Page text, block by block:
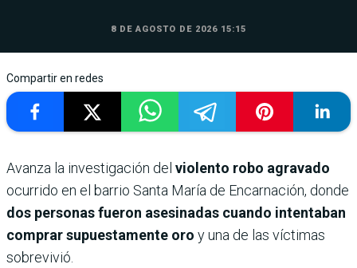
8 DE AGOSTO DE 2026 15:15
Compartir en redes
Avanza la investigación del violento robo agravado
ocurrido en el barrio Santa María de Encarnación, donde
dos personas fueron asesinadas cuando intentaban
comprar supuestamente oro y una de las víctimas
sobrevivió.